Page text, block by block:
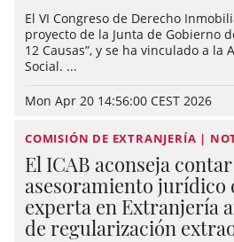
El VI Congreso de Derecho
proyecto de la Junta de Gobierno
12 Causas”, y se ha vinculado a la
Social. ...
Mon Apr 20 14:56:00 CEST 2026
COMISIÓN DE EXTRANJERÍA |
El ICAB aconseja
asesoramiento jurídico
experta en Extranjería
de regularización